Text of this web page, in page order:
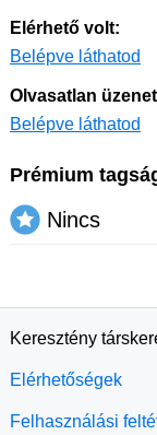
Elérhető volt:
Belépve láthatod
Olvasatlan
Belépve láthatod
Prémium
Nincs
Keresztény
Elérhetőségek
Felhasználási